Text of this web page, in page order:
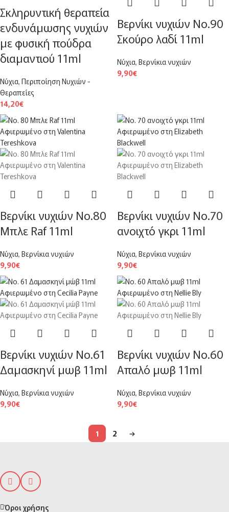
Σκληρυντική θεραπεία
ενδυνάμωσης νυχιών
με φυσική πούδρα
διαμαντιού 11ml
Νύχια, Περιποίηση Νυχιών -
Θεραπείες
14,20€
Βερνίκι νυχιών Νο.90
Σκούρο λαδί 11ml
Νύχια, Βερνίκια νυχιών
9,90€
Βερνίκι νυχιών Νο.80
Μπλε Raf 11ml
Νύχια, Βερνίκια νυχιών
9,90€
Βερνίκι νυχιών Νο.70
ανοιχτό γκρι 11ml
Νύχια, Βερνίκια νυχιών
9,90€
Βερνίκι νυχιών Νο.61
Δαμασκηνί μωβ 11ml
Νύχια, Βερνίκια νυχιών
9,90€
Βερνίκι νυχιών Νο.60
Απαλό μωβ 11ml
Νύχια, Βερνίκια νυχιών
9,90€
1 2 →
Όροι χρήσης